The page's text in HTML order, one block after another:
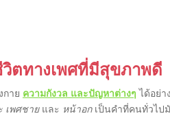
ตทางเพศที่มีสุขภาพดี
กาย ความกังวล และปัญหาต่างๆ ได้อย่า
เพศชายและ หน้าอกเป็นคำที่คนทั่วไป